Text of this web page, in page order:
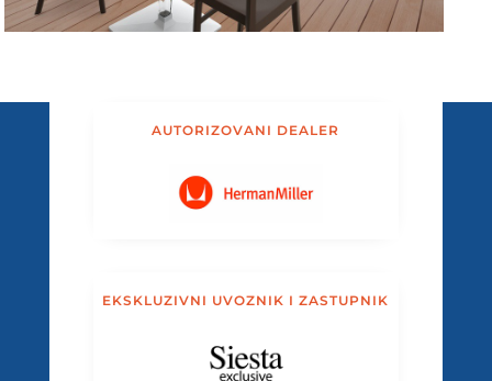
AUTORIZOVANI DEALER
EKSKLUZIVNI UVOZNIK I ZASTUPNIK